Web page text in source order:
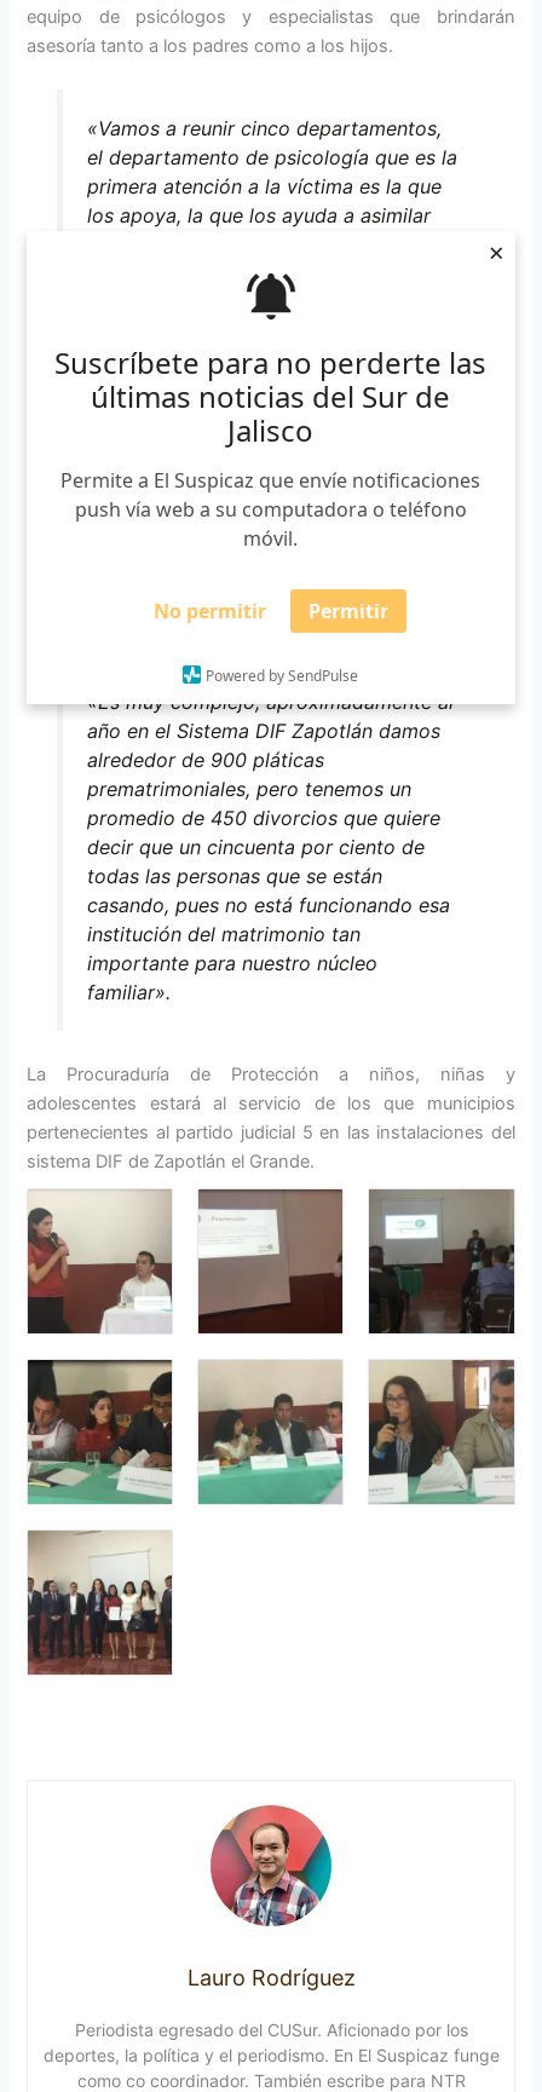
Suscríbete para no perderte las
últimas noticias del Sur de
Jalisco
Permite a El Suspicaz que envíe notificaciones
push vía web a su computadora o teléfono
móvil.
No permitir Permitir
Powered by SendPulse
×
equipo de psicólogos y especialistas que brindarán
asesoría tanto a los padres como a los hijos.
«Vamos a reunir cinco departamentos,
el departamento de psicología que es la
primera atención a la víctima es la que
los apoya, la que los ayuda a asimilar
equipo de trabajo social, es el que se
encarga de llevar la dinámica de
que la procuraduría pudiera manejar
para ver la atención que están teniendo
Castillo Chávez destacó la necesidad para el municipio ya
terminan en divorcio y el 20 por ciento tiene posibilidades
de conflicto por la patria protestad de los hijos.
«Es muy complejo, aproximadamente al
año en el Sistema DIF Zapotlán damos
alrededor de 900 pláticas
prematrimoniales, pero tenemos un
promedio de 450 divorcios que quiere
decir que un cincuenta por ciento de
todas las personas que se están
casando, pues no está funcionando esa
institución del matrimonio tan
importante para nuestro núcleo
familiar».
La Procuraduría de Protección a niños, niñas y
adolescentes estará al servicio de los que municipios
pertenecientes al partido judicial 5 en las instalaciones del
sistema DIF de Zapotlán el Grande.
Lauro Rodríguez
Periodista egresado del CUSur. Aficionado por los
deportes, la política y el periodismo. En El Suspicaz funge
como co coordinador. También escribe para NTR